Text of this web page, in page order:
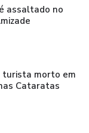
assaltado no
turista morto em
Cataratas